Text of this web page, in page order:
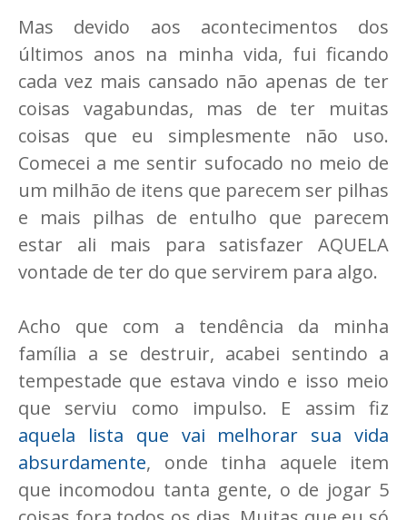
Mas devido aos acontecimentos dos
últimos anos na minha vida, fui ficando
cada vez mais cansado não apenas de ter
coisas vagabundas, mas de ter muitas
coisas que eu simplesmente não uso.
Comecei a me sentir sufocado no meio de
um milhão de itens que parecem ser pilhas
e mais pilhas de entulho que parecem
estar ali mais para satisfazer AQUELA
vontade de ter do que servirem para algo.
Acho que com a tendência da minha
família a se destruir, acabei sentindo a
tempestade que estava vindo e isso meio
que serviu como impulso. E assim fiz
aquela lista que vai melhorar sua vida
absurdamente, onde tinha aquele item
que incomodou tanta gente, o de jogar 5